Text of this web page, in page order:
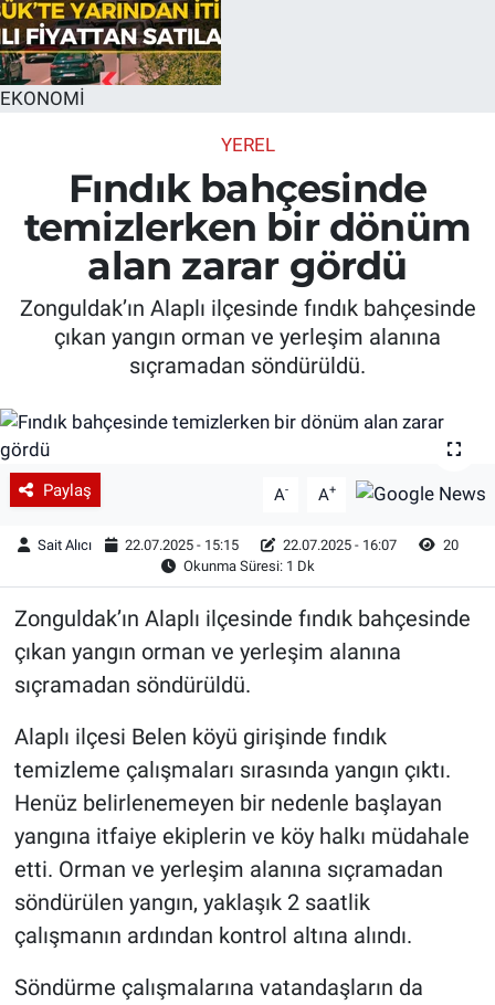
EKONOMİ
YEREL
Fındık bahçesinde
temizlerken bir dönüm
alan zarar gördü
Zonguldak’ın Alaplı ilçesinde fındık bahçesinde
çıkan yangın orman ve yerleşim alanına
sıçramadan söndürüldü.
Paylaş A- A+
Sait Alıcı 22.07.2025 - 15:15 22.07.2025 - 16:07
20
Okunma Süresi: 1 Dk
Zonguldak’ın Alaplı ilçesinde fındık bahçesinde
çıkan yangın orman ve yerleşim alanına
sıçramadan söndürüldü.
Alaplı ilçesi Belen köyü girişinde fındık
temizleme çalışmaları sırasında yangın çıktı.
Henüz belirlenemeyen bir nedenle başlayan
yangına itfaiye ekiplerin ve köy halkı müdahale
etti. Orman ve yerleşim alanına sıçramadan
söndürülen yangın, yaklaşık 2 saatlik
çalışmanın ardından kontrol altına alındı.
Söndürme çalışmalarına vatandaşların da